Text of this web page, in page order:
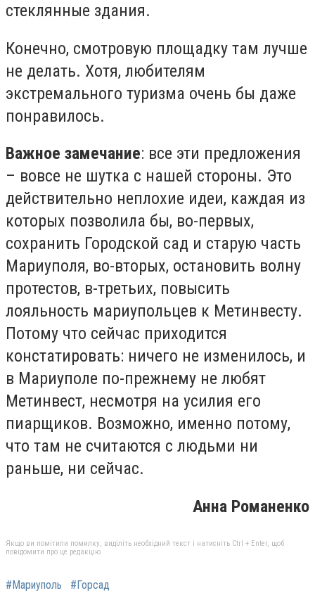
стеклянные здания.
Конечно, смотровую площадку там лучше
не делать. Хотя, любителям
экстремального туризма очень бы даже
понравилось.
Важное замечание: все эти предложения
– вовсе не шутка с нашей стороны. Это
действительно неплохие идеи, каждая из
которых позволила бы, во-первых,
сохранить Городской сад и старую часть
Мариуполя, во-вторых, остановить волну
протестов, в-третьих, повысить
лояльность мариупольцев к Метинвесту.
Потому что сейчас приходится
констатировать: ничего не изменилось, и
в Мариуполе по-прежнему не любят
Метинвест, несмотря на усилия его
пиарщиков. Возможно, именно потому,
что там не считаются с людьми ни
раньше, ни сейчас.
Анна Романенко
Якщо ви помітили помилку, виділіть необхідний текст і натисніть Ctrl + Enter, щоб
повідомити про це редакцію
#Мариуполь #Горсад